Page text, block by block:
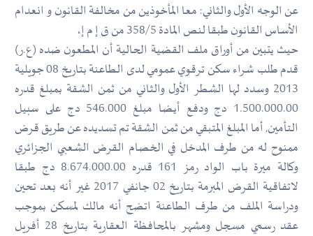
عن الوجه الأول والثاني: معا المأخوذين من مخالفة القانون و انعدام
الأساس القانون طبقا لنص المادة 358/5 من ق إ م إ،
حيث يتبين من أوراق ملف القضية الحالية أن المطعون ضده (ع.ر)
قدم طلب شراء سكن ترقوي عمومي لدى الطاعنة بتاريخ 08 جويلية
2013 وسدد لها الشطر الأول والثاني من ثمن الشقة بمبلغ قدره
1.500.000.00 دج ودفع أيضا مبلغ 546.000 دج على سبيل
التأمين, أما المبلغ المتبقي من ثمن الشقة تم تسديده عن طريق قرض
ممنوح له من طرف المدخل في الخصام القرض الشعبي الجزائري
وكالة ميرة باب الواد رمز 161 قدره 8.674.000.00 دج طبقا
لاتفاقية القرض المبرمة بتاريخ 02 جانفي 2017 غير أنه بعد تحين
ودراسة الملف من طرف الطاعنة اتضح أنه مالك لمسكن بموجب
عقد رسمي مسجل ومشهر بالمحافظة العقارية بتاريخ 28 أفريل